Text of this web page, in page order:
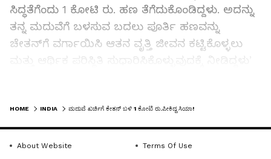
ಸಿದ್ಧತೆಗೆಂದು 1 ಕೋಟಿ ರು. ಹಣ ತೆಗೆದುಕೊಂಡಿದ್ದಳು. ಅದನ್ನು
ತನ್ನ ಮದುವೆಗೆ ಬಳಸುವ ಬದಲು ಪೂರ್ತಿ ಹಣವನ್ನು
ಚೇತನ್‌ಗೆ ವರ್ಗಾಯಿಸಿ ಆತನ ವೃತ್ತಿ ಜೀವನ ಕಟ್ಟಿಕೊಳ್ಳಲು
ವರ್ಷದ ಬಳಿಕ ಮದುವೆಯಾಗುವುದಕ್ಕೆ ಸಿಯಾ ಹಾಗೂ
HOME INDIA ಮದುವೆ ಖರ್ಚಿಗೆ ಕೇತನ್‌ ಬಳಿ 1 ಕೋಟಿ ರು.ಪೀಕಿದ್ದ ಸಿಯಾ!
About Website
Terms Of Use